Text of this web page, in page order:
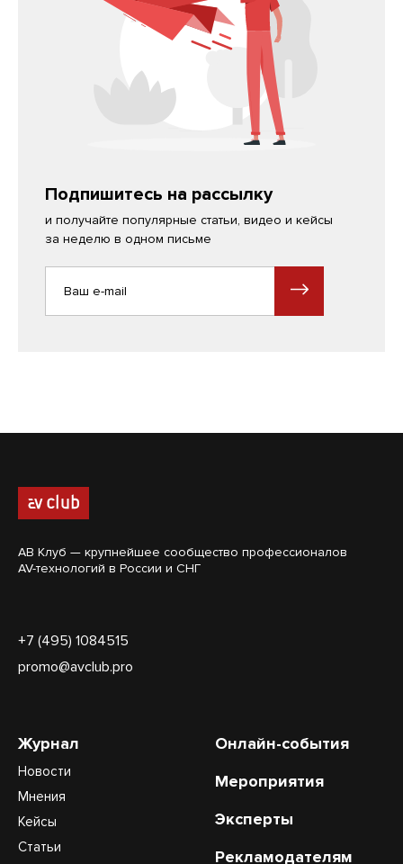
Подпишитесь на рассылку
и получайте популярные статьи, видео и кейсы
за неделю в одном письме
АВ Клуб — крупнейшее сообщество профессионалов
AV-технологий в России и СНГ
+7 (495) 1084515
promo@avclub.pro
Журнал
Новости
Мнения
Кейсы
Статьи
Онлайн-события
Мероприятия
Эксперты
Рекламодателям